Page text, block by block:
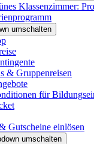
Klassenzimmer:
umschalten
& Gruppenreisen
für
Gutscheine einlösen
umschalten